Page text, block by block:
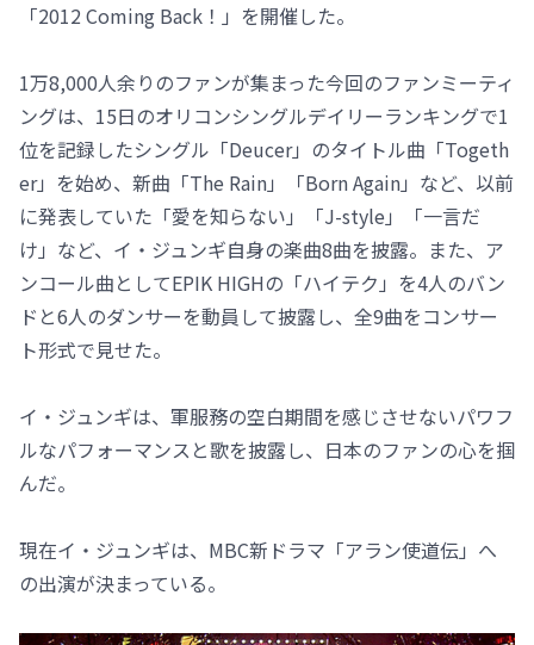
「2012 Coming Back！」を開催した。
1万8,000人余りのファンが集まった今回のファンミーティ
ングは、15日のオリコンシングルデイリーランキングで1
位を記録したシングル「Deucer」のタイトル曲「Togeth
er」を始め、新曲「The Rain」「Born Again」など、以前
に発表していた「愛を知らない」「J-style」「一言だ
け」など、イ・ジュンギ自身の楽曲8曲を披露。また、ア
ンコール曲としてEPIK HIGHの「ハイテク」を4人のバン
ドと6人のダンサーを動員して披露し、全9曲をコンサー
ト形式で見せた。
イ・ジュンギは、軍服務の空白期間を感じさせないパワフ
ルなパフォーマンスと歌を披露し、日本のファンの心を掴
んだ。
現在イ・ジュンギは、MBC新ドラマ「アラン使道伝」へ
の出演が決まっている。